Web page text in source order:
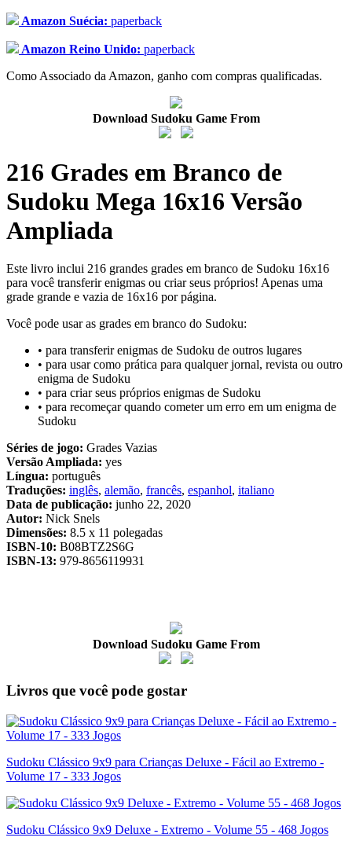
Amazon Suécia: paperback
Amazon Reino Unido: paperback
Como Associado da Amazon, ganho com compras qualificadas.
Download Sudoku Game From
216 Grades em Branco de
Sudoku Mega 16x16 Versão
Ampliada
Este livro inclui 216 grandes grades em branco de Sudoku 16x16
para você transferir enigmas ou criar seus próprios! Apenas uma
grade grande e vazia de 16x16 por página.
Você pode usar as grades em branco do Sudoku:
• para transferir enigmas de Sudoku de outros lugares
• para usar como prática para qualquer jornal, revista ou outro
enigma de Sudoku
• para criar seus próprios enigmas de Sudoku
• para recomeçar quando cometer um erro em um enigma de
Sudoku
Séries de jogo: Grades Vazias
Versão Ampliada: yes
Língua: português
Traduções: inglês, alemão, francês, espanhol, italiano
Data de publicação: junho 22, 2020
Autor: Nick Snels
Dimensões: 8.5 x 11 polegadas
ISBN-10: B08BTZ2S6G
ISBN-13: 979-8656119931
Download Sudoku Game From
Livros que você pode gostar
Sudoku Clássico 9x9 para Crianças Deluxe - Fácil ao Extremo -
Volume 17 - 333 Jogos
Sudoku Clássico 9x9 Deluxe - Extremo - Volume 55 - 468 Jogos